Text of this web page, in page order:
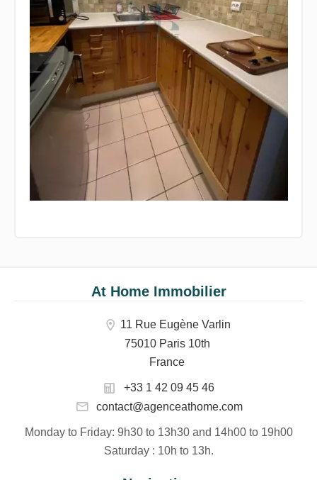
At Home Immobilier
11 Rue Eugène Varlin
75010 Paris 10th
France
+33 1 42 09 45 46
contact@agenceathome.com
Monday to Friday: 9h30 to 13h30 and 14h00 to 19h00
Saturday : 10h to 13h.